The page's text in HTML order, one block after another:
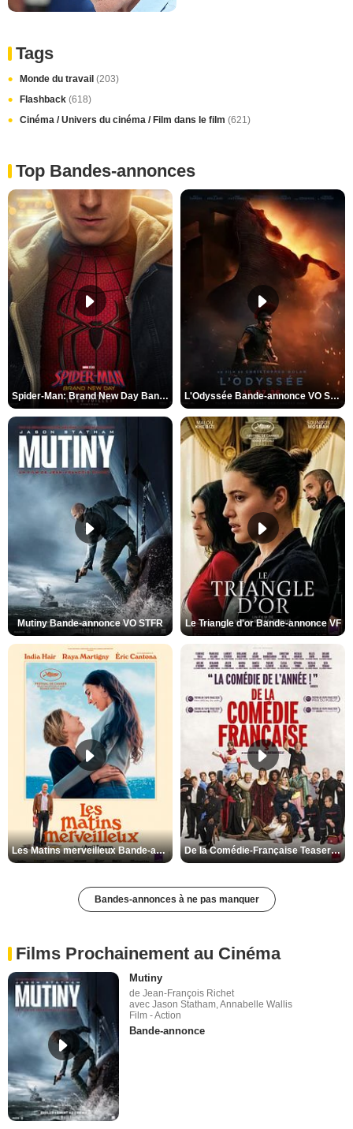
Tags
Monde du travail (203)
Flashback (618)
Cinéma / Univers du cinéma / Film dans le film (621)
Top Bandes-annonces
Spider-Man: Brand New Day Bande-annonce VO STFR L'Odyssée Bande-annonce VO STFR
Mutiny Bande-annonce VO STFR Le Triangle d'or Bande-annonce VF
Les Matins merveilleux Bande-annonce VF De la Comédie-Française Teaser VF
Bandes-annonces à ne pas manquer
Films Prochainement au Cinéma
Mutiny
de Jean-François Richet
avec Jason Statham, Annabelle Wallis
Film - Action
Bande-annonce